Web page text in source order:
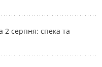
2 серпня: спека та